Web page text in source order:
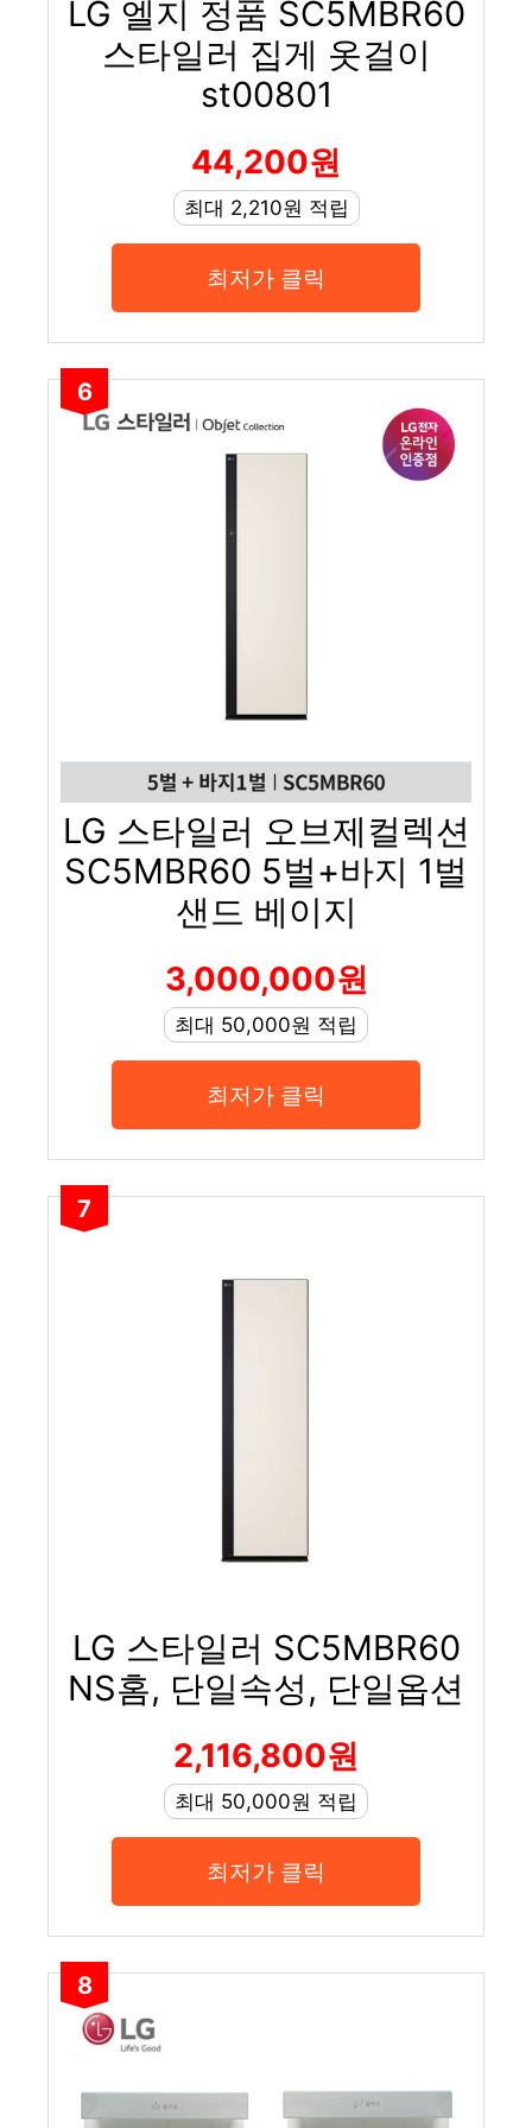
LG 엘지 정품 SC5MBR60
스타일러 집게 옷걸이
st00801
44,200원
최대 2,210원 적립
최저가 클릭
6
LG 스타일러 오브제컬렉션
SC5MBR60 5벌+바지 1벌
샌드 베이지
3,000,000원
최대 50,000원 적립
최저가 클릭
7
LG 스타일러 SC5MBR60
NS홈, 단일속성, 단일옵션
2,116,800원
최대 50,000원 적립
최저가 클릭
8